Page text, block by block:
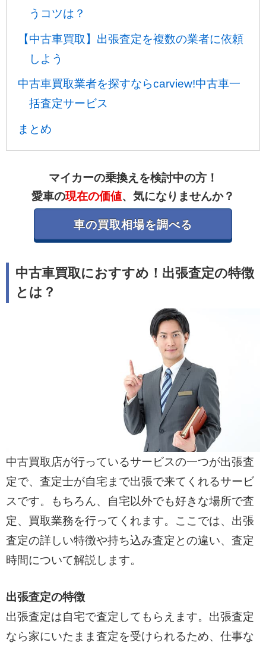
うコツは？
【中古車買取】出張査定を複数の業者に依頼
しよう
中古車買取業者を探すならcarview!中古車一
括査定サービス
まとめ
マイカーの乗換えを検討中の方！
愛車の現在の価値、気になりませんか？
車の買取相場を調べる
中古車買取におすすめ！出張査定の特徴
とは？
中古買取店が行っているサービスの一つが出張査
定で、査定士が自宅まで出張で来てくれるサービ
スです。もちろん、自宅以外でも好きな場所で査
定、買取業務を行ってくれます。ここでは、出張
査定の詳しい特徴や持ち込み査定との違い、査定
時間について解説します。
出張査定の特徴
出張査定は自宅で査定してもらえます。出張査定
なら家にいたまま査定を受けられるため、仕事な